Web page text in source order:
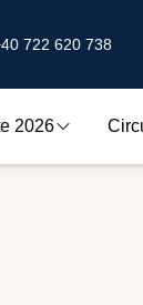
722 620 738
2026